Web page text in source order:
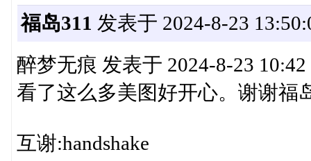
福岛311 发表于 2024-8-23
醉梦无痕 发表于 2024-8-23 10:42
看了这么多美图好开心。谢谢福
互谢:handshake